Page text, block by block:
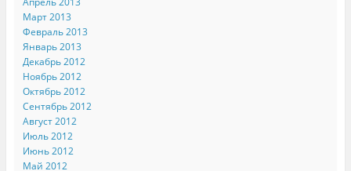
Март 2013
Февраль 2013
Январь 2013
Декабрь 2012
Ноябрь 2012
Октябрь 2012
Сентябрь 2012
Август 2012
Июль 2012
Июнь 2012
Май 2012